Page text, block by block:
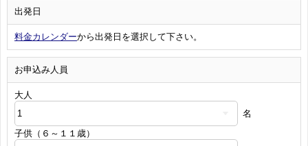
出発日
料金カレンダーから出発日を選択して下さい。
お申込み人員
大人
名
子供（６～１１歳）